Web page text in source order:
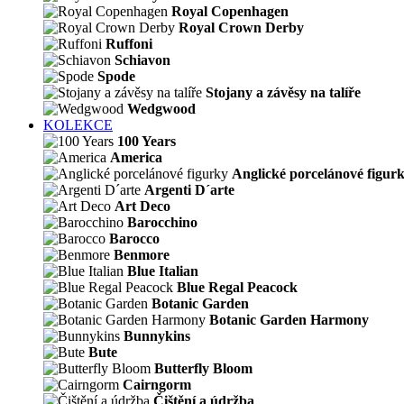
Royal Copenhagen
Royal Crown Derby
Ruffoni
Schiavon
Spode
Stojany a závěsy na talíře
Wedgwood
KOLEKCE
100 Years
America
Anglické porcelánové
Argenti D´arte
Art Deco
Barocchino
Barocco
Benmore
Blue Italian
Blue Regal Peacock
Botanic Garden
Botanic Garden Harmony
Bunnykins
Bute
Butterfly Bloom
Cairngorm